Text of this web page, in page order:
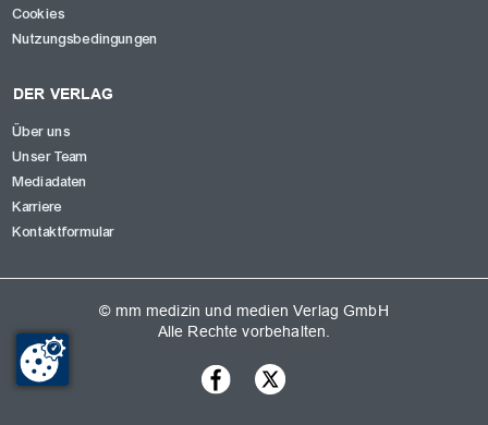
Cookies
Nutzungsbedingungen
DER VERLAG
Über uns
Unser Team
Mediadaten
Karriere
Kontaktformular
© mm medizin und medien Verlag GmbH
Alle Rechte vorbehalten.